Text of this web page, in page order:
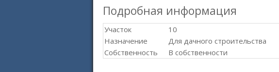
Подробная информация
Участок
10
Назначение
Для дачного строительства
Собственность
В собственности